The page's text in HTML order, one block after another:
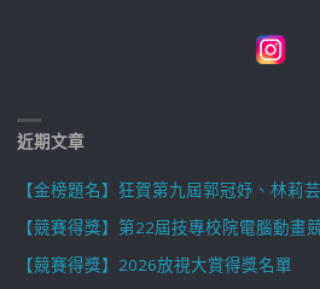
近期文章
【金榜題名】狂賀第九屆郭冠妤、林莉
【競賽得獎】第22屆技專校院電腦動畫
【競賽得獎】2026放視大賞得獎名單